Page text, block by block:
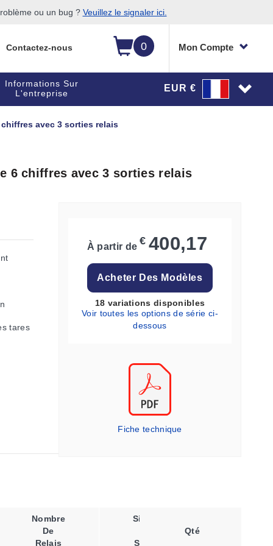
ou un bug ? Veuillez le signaler ici.
0 Mon Compte
Contactez-nous
Informations Sur
L'entreprise
EUR €
avec 3 sorties relais
6 chiffres avec 3 sorties relais
tares
À partir de € 400,17
Acheter Des Modèles
18 variations disponibles
Voir toutes les options de série ci-
dessous
Fiche technique
Nombre
De
Relais
Signal
Sortie
Qté